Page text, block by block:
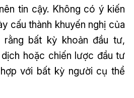
tin cậy. Không có ý kiến
cấu thành khuyến nghị của
bất kỳ khoản đầu tư,
hoặc chiến lược đầu tư
với bất kỳ người cụ thể